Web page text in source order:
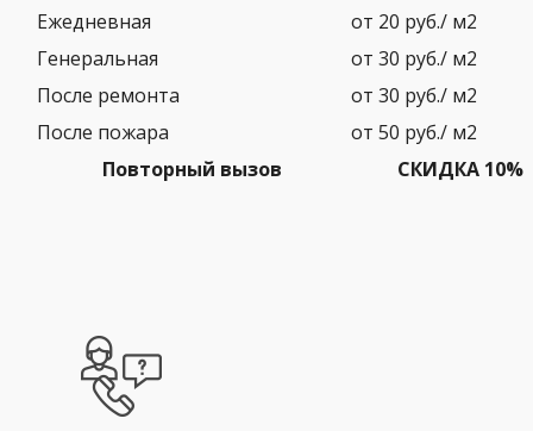
Ежедневная
от 20 руб./ м2
Генеральная
от 30 руб./ м2
После ремонта
от 30 руб./ м2
После пожара
от 50 руб./ м2
Повторный вызов
СКИДКА 10%